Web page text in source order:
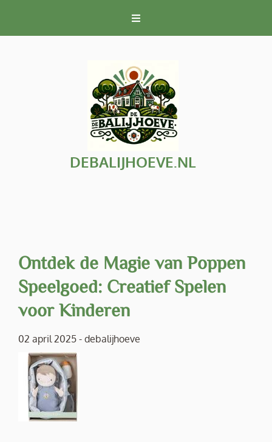
inhoud
DEBALIJHOEVE.NL
Ontdek de Magie van Poppen
Speelgoed: Creatief Spelen
voor Kinderen
02 april 2025 - debalijhoeve